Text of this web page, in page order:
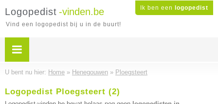
Ik ben een logopedist
Logopedist -vinden.be
Vind een logopedist bij u in de buurt!
U bent nu hier: Home » Henegouwen » Ploegsteert
Logopedist Ploegsteert (2)